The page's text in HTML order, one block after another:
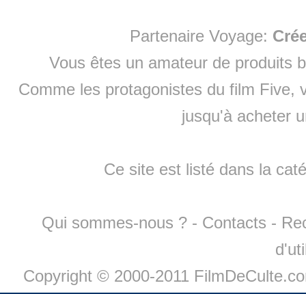
Partenaire Voyage:
Vous êtes un amateur de produits
Comme les protagonistes du film Five,
jusqu'à acheter
Ce site est listé dans la
Qui sommes-nous ? - Contacts -
Copyright © 2000-2011